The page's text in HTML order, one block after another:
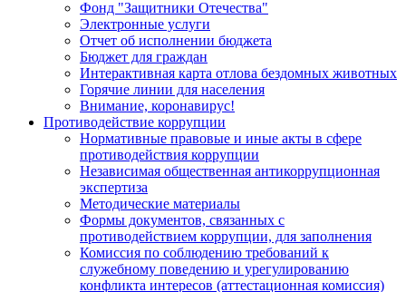
Фонд "Защитники Отечества"
Электронные услуги
Отчет об исполнении бюджета
Бюджет для граждан
Интерактивная карта отлова бездомных животных
Горячие линии для населения
Внимание, коронавирус!
Противодействие коррупции
Нормативные правовые и иные акты в сфере
противодействия коррупции
Независимая общественная антикоррупционная
экспертиза
Методические материалы
Формы документов, связанных с
противодействием коррупции, для заполнения
Комиссия по соблюдению требований к
служебному поведению и урегулированию
конфликта интересов (аттестационная комиссия)